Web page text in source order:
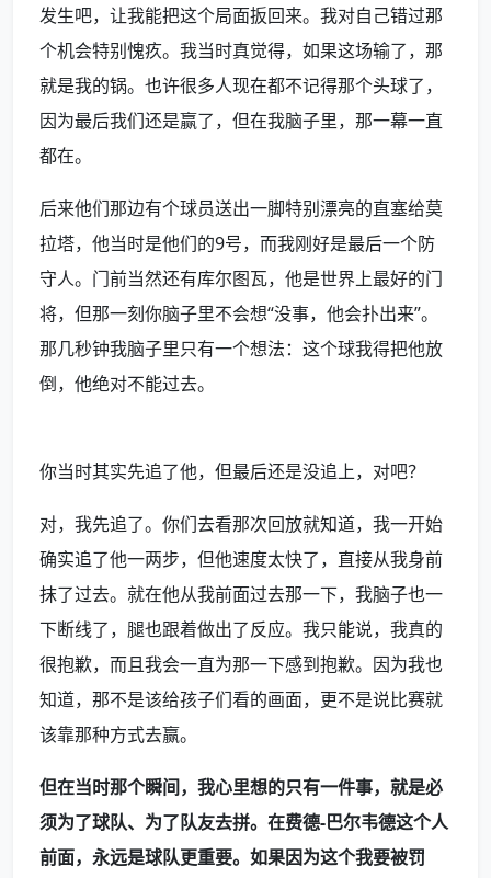
发生吧，让我能把这个局面扳回来。我对自己错过那
个机会特别愧疚。我当时真觉得，如果这场输了，那
就是我的锅。也许很多人现在都不记得那个头球了，
因为最后我们还是赢了，但在我脑子里，那一幕一直
都在。
后来他们那边有个球员送出一脚特别漂亮的直塞给莫
拉塔，他当时是他们的9号，而我刚好是最后一个防
守人。门前当然还有库尔图瓦，他是世界上最好的门
将，但那一刻你脑子里不会想“没事，他会扑出来”。
那几秒钟我脑子里只有一个想法：这个球我得把他放
倒，他绝对不能过去。
你当时其实先追了他，但最后还是没追上，对吧？
对，我先追了。你们去看那次回放就知道，我一开始
确实追了他一两步，但他速度太快了，直接从我身前
抹了过去。就在他从我前面过去那一下，我脑子也一
下断线了，腿也跟着做出了反应。我只能说，我真的
很抱歉，而且我会一直为那一下感到抱歉。因为我也
知道，那不是该给孩子们看的画面，更不是说比赛就
该靠那种方式去赢。
但在当时那个瞬间，我心里想的只有一件事，就是必
须为了球队、为了队友去拼。在费德-巴尔韦德这个人
前面，永远是球队更重要。如果因为这个我要被罚